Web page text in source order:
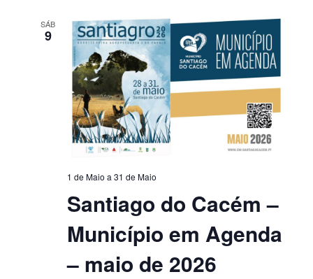
SÁB
9
Santiago do Cacém –
Município em Agenda
– maio de 2026
1 de Maio a 31 de Maio